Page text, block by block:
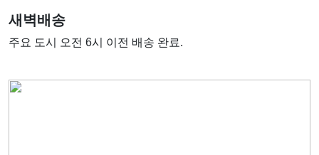
새벽배송
주요 도시 오전 6시 이전 배송 완료.